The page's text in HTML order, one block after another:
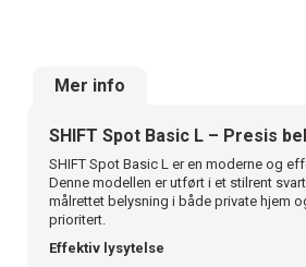
Mer info
SHIFT Spot Basic L – Presis
SHIFT Spot Basic L er en moderne og
Denne modellen er utført i et stilrent
målrettet belysning i både private hjem
prioritert.
Effektiv lysytelse